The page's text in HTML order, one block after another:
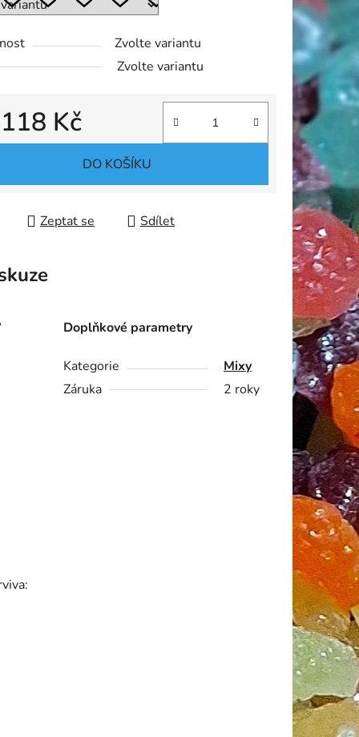
Zvolte variantu
Zvolte variantu
118 Kč
DO KOŠÍKU
Zeptat se Sdílet
Doplňkové parametry
Kategorie
Mixy
Záruka
2 roky